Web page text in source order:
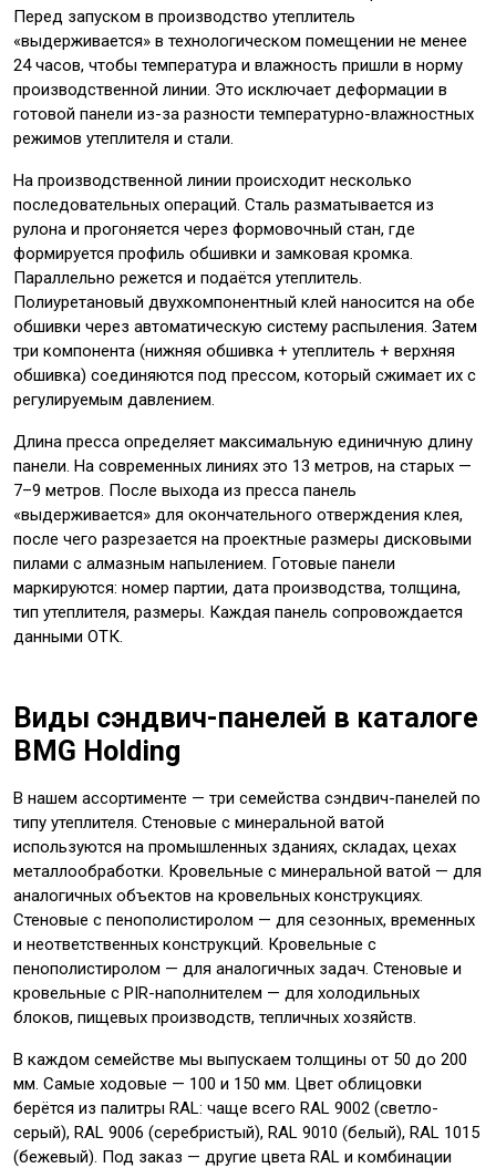
Перед запуском в производство утеплитель
«выдерживается» в технологическом помещении не менее
24 часов, чтобы температура и влажность пришли в норму
производственной линии. Это исключает деформации в
готовой панели из-за разности температурно-влажностных
режимов утеплителя и стали.
На производственной линии происходит несколько
последовательных операций. Сталь разматывается из
рулона и прогоняется через формовочный стан, где
формируется профиль обшивки и замковая кромка.
Параллельно режется и подаётся утеплитель.
Полиуретановый двухкомпонентный клей наносится на обе
обшивки через автоматическую систему распыления. Затем
три компонента (нижняя обшивка + утеплитель + верхняя
обшивка) соединяются под прессом, который сжимает их с
регулируемым давлением.
Длина пресса определяет максимальную единичную длину
панели. На современных линиях это 13 метров, на старых —
7–9 метров. После выхода из пресса панель
«выдерживается» для окончательного отверждения клея,
после чего разрезается на проектные размеры дисковыми
пилами с алмазным напылением. Готовые панели
маркируются: номер партии, дата производства, толщина,
тип утеплителя, размеры. Каждая панель сопровождается
данными ОТК.
Виды сэндвич-панелей в каталоге
BMG Holding
В нашем ассортименте — три семейства сэндвич-панелей по
типу утеплителя. Стеновые с минеральной ватой
используются на промышленных зданиях, складах, цехах
металлообработки. Кровельные с минеральной ватой — для
аналогичных объектов на кровельных конструкциях.
Стеновые с пенополистиролом — для сезонных, временных
и неответственных конструкций. Кровельные с
пенополистиролом — для аналогичных задач. Стеновые и
кровельные с PIR-наполнителем — для холодильных
блоков, пищевых производств, тепличных хозяйств.
В каждом семействе мы выпускаем толщины от 50 до 200
мм. Самые ходовые — 100 и 150 мм. Цвет облицовки
берётся из палитры RAL: чаще всего RAL 9002 (светло-
серый), RAL 9006 (серебристый), RAL 9010 (белый), RAL 1015
(бежевый). Под заказ — другие цвета RAL и комбинации